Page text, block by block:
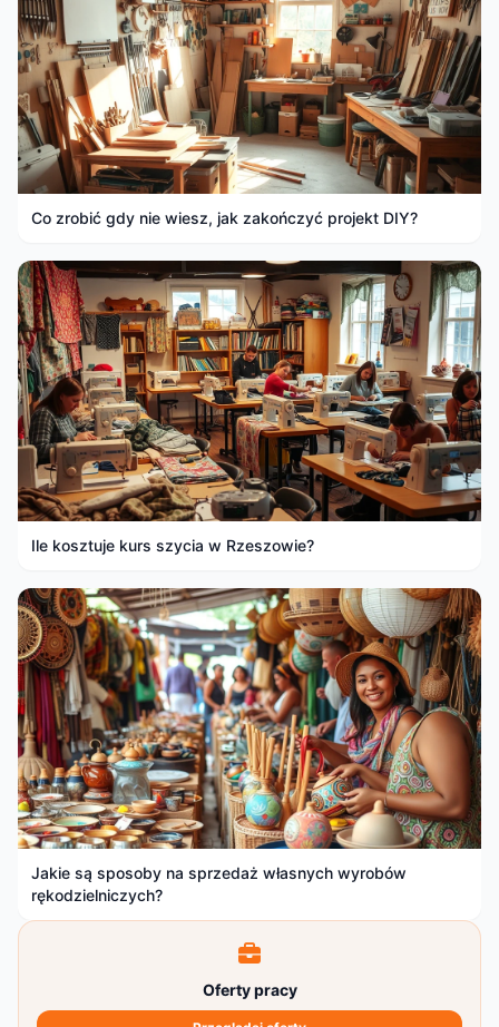
Co zrobić gdy nie wiesz, jak zakończyć projekt DIY?
Ile kosztuje kurs szycia w Rzeszowie?
Jakie są sposoby na sprzedaż własnych wyrobów
rękodzielniczych?
Oferty pracy